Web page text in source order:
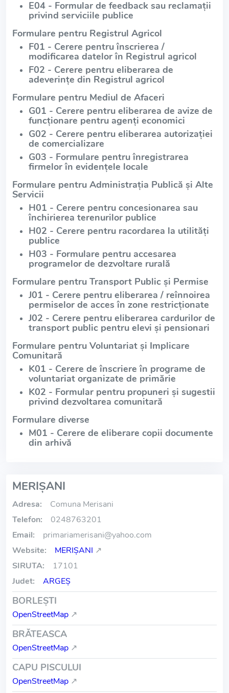
E04 - Formular de feedback sau reclamații
privind serviciile publice
Formulare pentru Registrul Agricol
F01 - Cerere pentru înscrierea /
modificarea datelor în Registrul agricol
F02 - Cerere pentru eliberarea de
adeverințe din Registrul agricol
Formulare pentru Mediul de Afaceri
G01 - Cerere pentru eliberarea de avize de
funcționare pentru agenți economici
G02 - Cerere pentru eliberarea autorizației
de comercializare
G03 - Formulare pentru înregistrarea
firmelor în evidențele locale
Formulare pentru Administrația Publică și Alte
Servicii
H01 - Cerere pentru concesionarea sau
închirierea terenurilor publice
H02 - Cerere pentru racordarea la utilități
publice
H03 - Formulare pentru accesarea
programelor de dezvoltare rurală
Formulare pentru Transport Public și Permise
J01 - Cerere pentru eliberarea / reînnoirea
permiselor de acces în zone restricționate
J02 - Cerere pentru eliberarea cardurilor de
transport public pentru elevi și pensionari
Formulare pentru Voluntariat și Implicare
Comunitară
K01 - Cerere de înscriere în programe de
voluntariat organizate de primărie
K02 - Formular pentru propuneri și sugestii
privind dezvoltarea comunitară
Formulare diverse
M01 - Cerere de eliberare copii documente
din arhivă
MERIŞANI
Adresa:
Comuna Merisani
Telefon:
0248763201
Email:
primariamerisani@yahoo.com
Website:
MERIŞANI ↗
SIRUTA:
17101
Judet:
ARGEŞ
BORLEŞTI
OpenStreetMap ↗
BRĂTEASCA
OpenStreetMap ↗
CAPU PISCULUI
OpenStreetMap ↗